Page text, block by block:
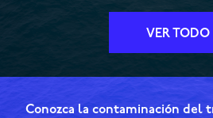
VER TODO
Conozca la contaminación del